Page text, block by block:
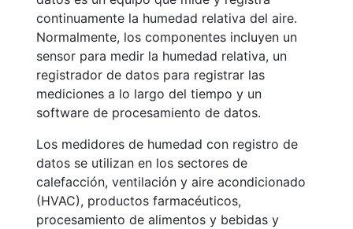
continuamente la humedad relativa del aire.
Normalmente, los componentes incluyen un
sensor para medir la humedad relativa, un
registrador de datos para registrar las
mediciones a lo largo del tiempo y un
software de procesamiento de datos.
Los medidores de humedad con registro de
datos se utilizan en los sectores de
calefacción, ventilación y aire acondicionado
(HVAC), productos farmacéuticos,
procesamiento de alimentos y bebidas y